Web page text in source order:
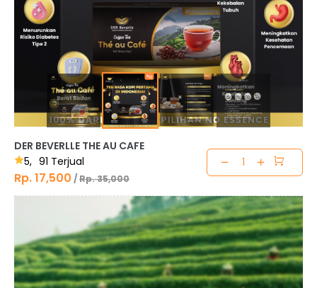
DER BEVERLLE THE AU CAFE
5, 91 Terjual
Rp. 17,500 /Rp. 35,000